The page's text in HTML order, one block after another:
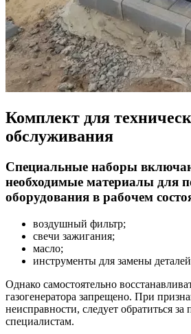
Комплект для
обслуживания
Специальные наборы
необходимые материалы для
оборудования в рабочем
воздушный фильтр;
свечи зажигания;
масло;
инструменты для замены
Однако самостоятельно
газогенератора запрещено. При
неисправности, следует обратиться
специалистам.